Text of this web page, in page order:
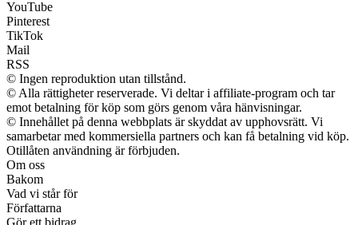
YouTube
Pinterest
TikTok
Mail
RSS
© Ingen reproduktion utan tillstånd.
© Alla rättigheter reserverade. Vi deltar i affiliate-program och tar
emot betalning för köp som görs genom våra hänvisningar.
© Innehållet på denna webbplats är skyddat av upphovsrätt. Vi
samarbetar med kommersiella partners och kan få betalning vid köp.
Otillåten användning är förbjuden.
Om oss
Bakom
Vad vi står för
Författarna